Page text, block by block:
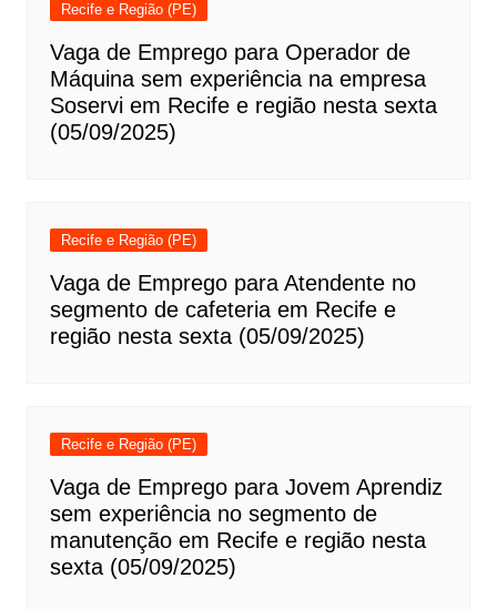
Recife e Região (PE)
Vaga de Emprego para Operador de
Máquina sem experiência na empresa
Soservi em Recife e região nesta sexta
(05/09/2025)
Recife e Região (PE)
Vaga de Emprego para Atendente no
segmento de cafeteria em Recife e
região nesta sexta (05/09/2025)
Recife e Região (PE)
Vaga de Emprego para Jovem Aprendiz
sem experiência no segmento de
manutenção em Recife e região nesta
sexta (05/09/2025)